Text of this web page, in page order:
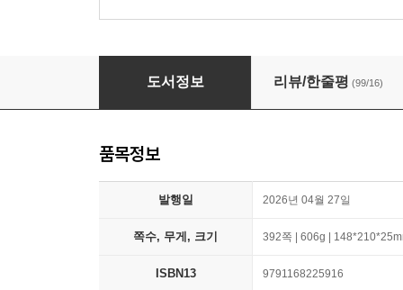
중하위권 공부법 바이블
도서정보 리뷰/한줄평 (99/16)
품목정보
발행일 2026년 04월 27일
쪽수, 무게, 크기 392쪽 | 606g |
ISBN13 9791168225916